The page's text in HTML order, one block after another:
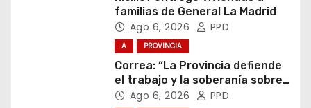
familias de General La Madrid
Ago 6, 2026 PPD
A PROVINCIA
Correa: “La Provincia defiende
el trabajo y la soberanía sobre
puertos y ríos”
Ago 6, 2026 PPD